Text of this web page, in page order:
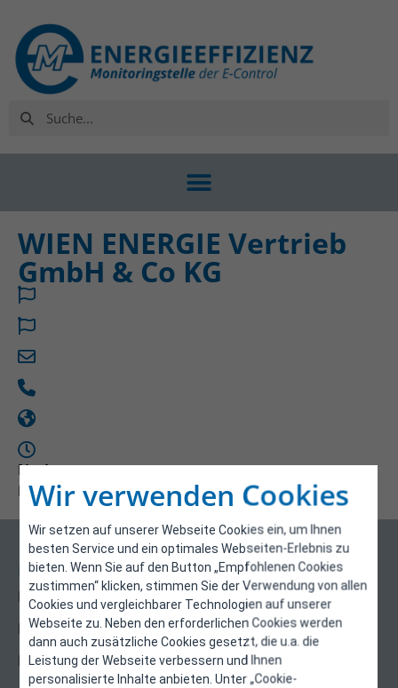
Wir verwenden Cookies
Wir setzen auf unserer Webseite Cookies ein, um Ihnen
besten Service und ein optimales Webseiten-Erlebnis zu
bieten. Wenn Sie auf den Button „Empfohlenen Cookies
zustimmen“ klicken, stimmen Sie der Verwendung von allen
Cookies und vergleichbarer Technologien auf unserer
Webseite zu. Neben den erforderlichen Cookies werden
dann auch zusätzliche Cookies gesetzt, die u.a. die
Leistung der Webseite verbessern und Ihnen
personalisierte Inhalte anbieten. Unter „Cookie-
WIEN ENERGIE Vertrieb
GmbH & Co KG
Notizen
Downloads
Über uns
Kontakt
Impressum
Datenschutzerklärung